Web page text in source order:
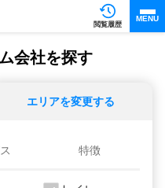
閲覧履歴
MENU
会社を探す
エリアを変更する
特徴